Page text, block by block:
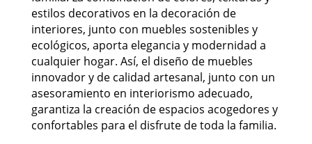
estilos decorativos en la decoración de
interiores, junto con muebles sostenibles y
ecológicos, aporta elegancia y modernidad a
cualquier hogar. Así, el diseño de muebles
innovador y de calidad artesanal, junto con un
asesoramiento en interiorismo adecuado,
garantiza la creación de espacios acogedores y
confortables para el disfrute de toda la familia.